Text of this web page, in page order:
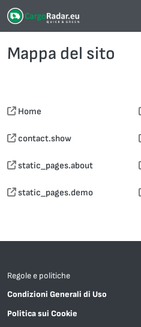
Mappa del sito
Home
contact.show
static_pages.about
static_pages.demo
Regole e politiche
Condizioni Generali di Uso
Politica sui Cookie